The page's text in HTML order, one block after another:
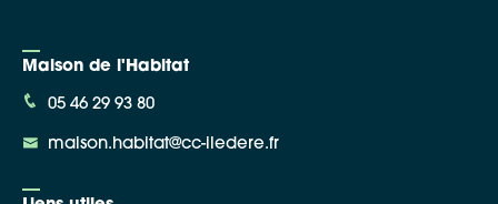
Maison de l'Habitat
05 46 29 93 80
maison.habitat@cc-iledere.fr